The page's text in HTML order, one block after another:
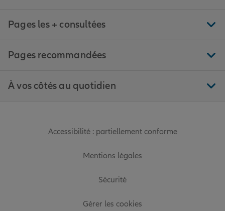
Pages les + consultées
Pages recommandées
À vos côtés au quotidien
Accessibilité : partiellement conforme
Mentions légales
Sécurité
Gérer les cookies